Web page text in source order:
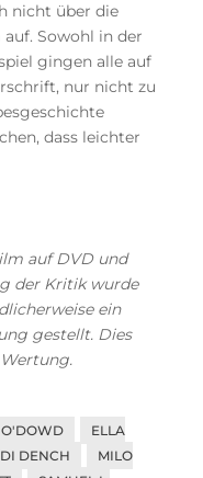
nicht über die
Sowohl in der
gingen alle auf
nur nicht zu
dass leichter
auf DVD und
der Kritik wurde
ein
gestellt. Dies
O'DOWD
ELLA
DENCH
MILO